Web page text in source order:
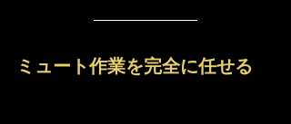
ミュート作業を完全に任せる